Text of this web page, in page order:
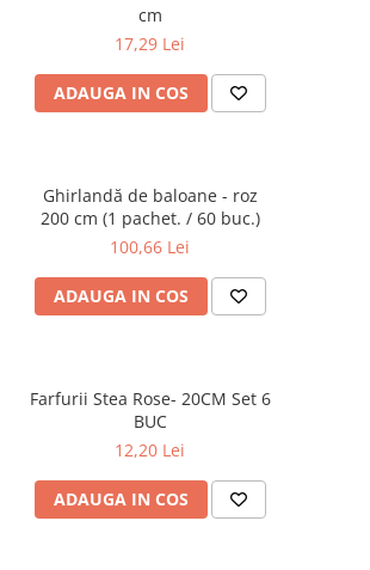
cm
17,29 Lei
ADAUGA IN COS
Ghirlandă de baloane - roz
200 cm (1 pachet. / 60 buc.)
100,66 Lei
ADAUGA IN COS
Farfurii Stea Rose- 20CM Set 6
BUC
12,20 Lei
ADAUGA IN COS